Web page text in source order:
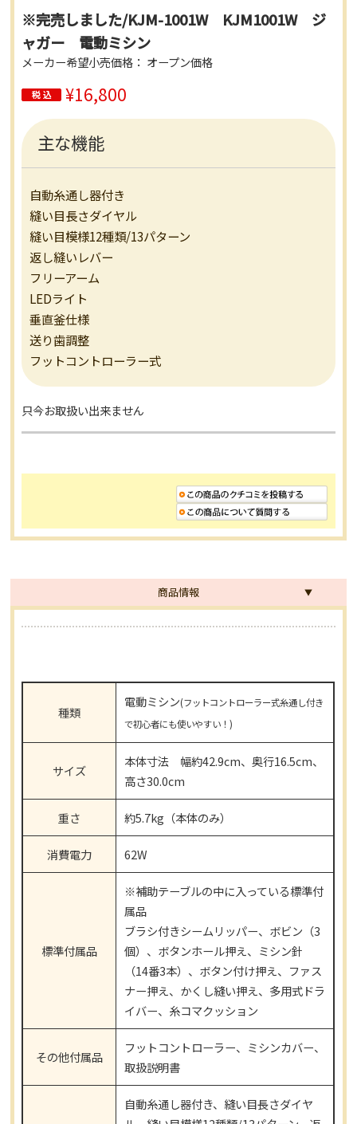
※完売しました/KJM-1001W KJM1001W ジ
ャガー 電動ミシン
メーカー希望小売価格： オープン価格
¥16,800
主な機能
自動糸通し器付き
縫い目長さダイヤル
縫い目模様12種類/13パターン
返し縫いレバー
フリーアーム
LEDライト
垂直釜仕様
送り歯調整
フットコントローラー式
只今お取扱い出来ません
商品情報
種類
電動ミシン(フットコントローラー式糸通し付き
で初心者にも使いやすい！)
サイズ
本体寸法 幅約42.9cm、奥行16.5cm、
高さ30.0cm
重さ 約5.7kg（本体のみ）
消費電力 62W
標準付属品
※補助テーブルの中に入っている標準付
属品
ブラシ付きシームリッパー、ボビン（3
個）、ボタンホール押え、ミシン針
（14番3本）、ボタン付け押え、ファス
ナー押え、かくし縫い押え、多用式ドラ
イバー、糸コマクッション
その他付属品
フットコントローラー、ミシンカバー、
取扱説明書
自動糸通し器付き、縫い目長さダイヤ